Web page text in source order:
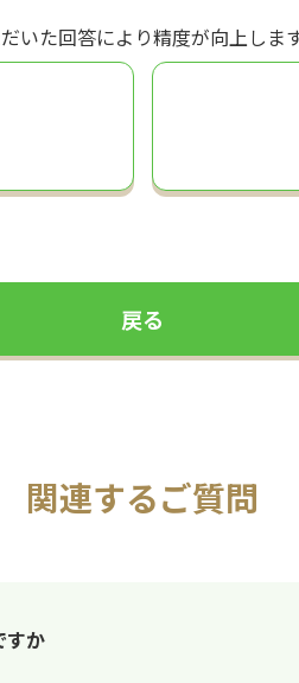
いた回答により精度が向上します
戻る
関連するご質問
すか